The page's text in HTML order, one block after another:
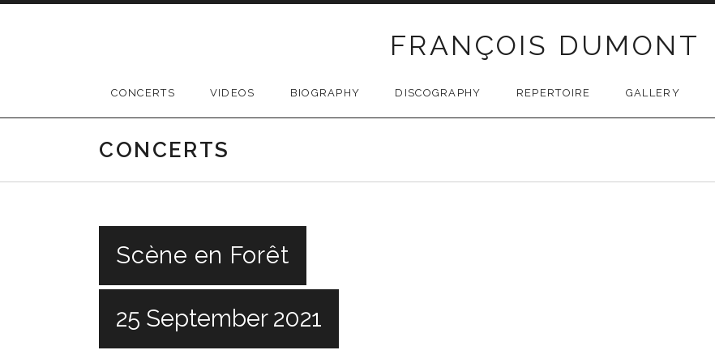
FRANÇOIS DUMONT
CONCERTS VIDEOS BIOGRAPHY DISCOGRAPHY REPERTOIRE GALLERY
CONCERTS
Scène en Forêt
25 September 2021